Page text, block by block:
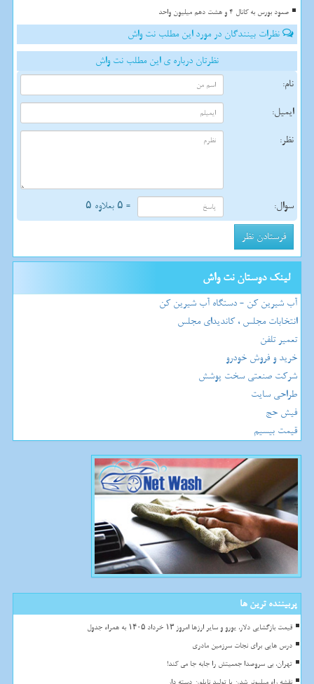
صعود بورس به کانال 4 و هشت دهم میلیون واحد
نظرات بینندگان در مورد این مطلب نت واش
نظرتان درباره ی این مطلب نت واش
نام:
ایمیل:
نظر:
سوال: = ۵ بعلاوه ۵
لینک دوستان نت واش
آب شیرین کن - دستگاه آب شیرین کن
انتخابات مجلس ، کاندیدای مجلس
تعمیر تلفن
خرید و فروش خودرو
شرکت صنعتی سخت پوشش
طراحی سایت
فیش حج
قیمت بیسیم
پربیننده ترین ها
قیمت بازگشایی دلار، یورو و سایر ارزها امروز ۱۳ خرداد ۱۴۰۵ به همراه جدول
درس هایی برای نجات سرزمین مادری
تهران، بی سروصدا جمعیتش را جابه جا می کند!